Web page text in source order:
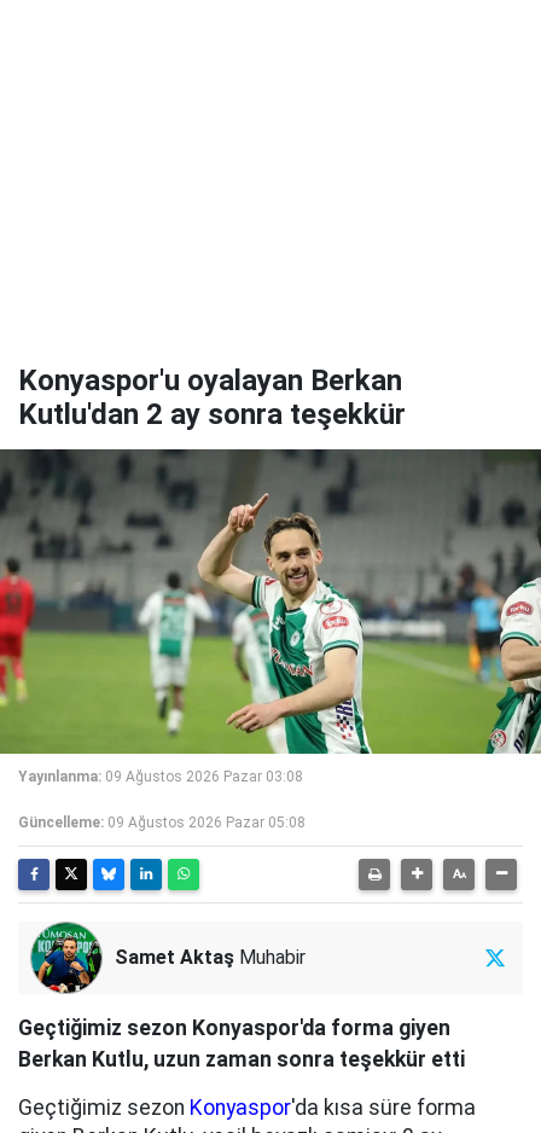
Konyaspor'u oyalayan Berkan
Kutlu'dan 2 ay sonra teşekkür
Yayınlanma: 09 Ağustos 2026 Pazar 03:08
Güncelleme: 09 Ağustos 2026 Pazar 05:08
Samet Aktaş Muhabir
Geçtiğimiz sezon Konyaspor'da forma giyen
Berkan Kutlu, uzun zaman sonra teşekkür etti
Geçtiğimiz sezon Konyaspor'da kısa süre forma